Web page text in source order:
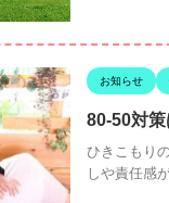
お知らせ
80-50対
ひきこもり
しや責任感